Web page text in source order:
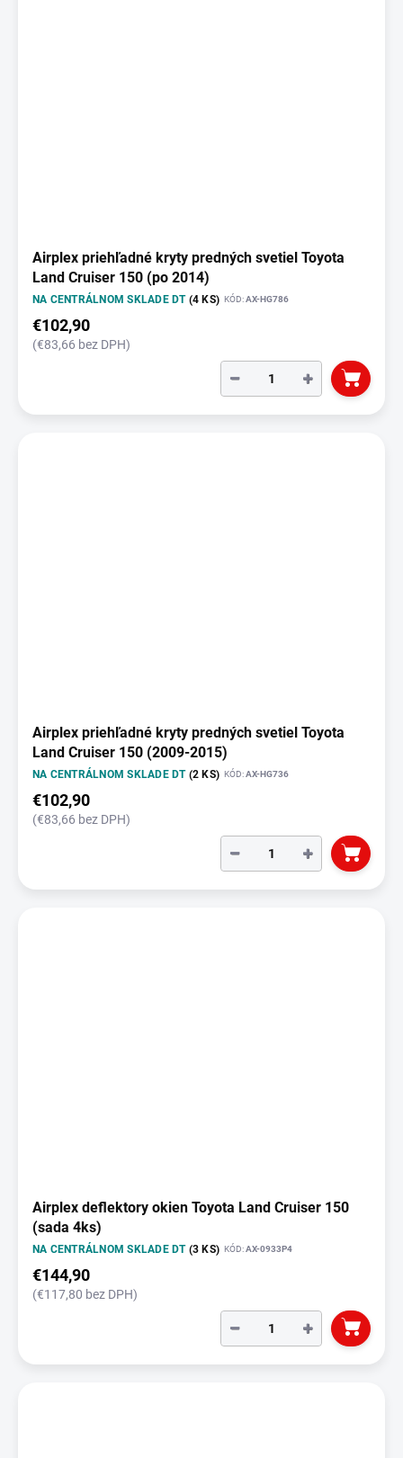
Airplex priehľadné kryty predných svetiel Toyota
Land Cruiser 150 (po 2014)
NA CENTRÁLNOM SKLADE DT (4 KS) KÓD:AX-HG786
€102,90
(€83,66 bez DPH)
+
−
Airplex priehľadné kryty predných svetiel Toyota
Land Cruiser 150 (2009-2015)
NA CENTRÁLNOM SKLADE DT (2 KS) KÓD:AX-HG736
€102,90
(€83,66 bez DPH)
+
−
Airplex deflektory okien Toyota Land Cruiser 150
(sada 4ks)
NA CENTRÁLNOM SKLADE DT (3 KS) KÓD:AX-0933P4
€144,90
(€117,80 bez DPH)
+
−